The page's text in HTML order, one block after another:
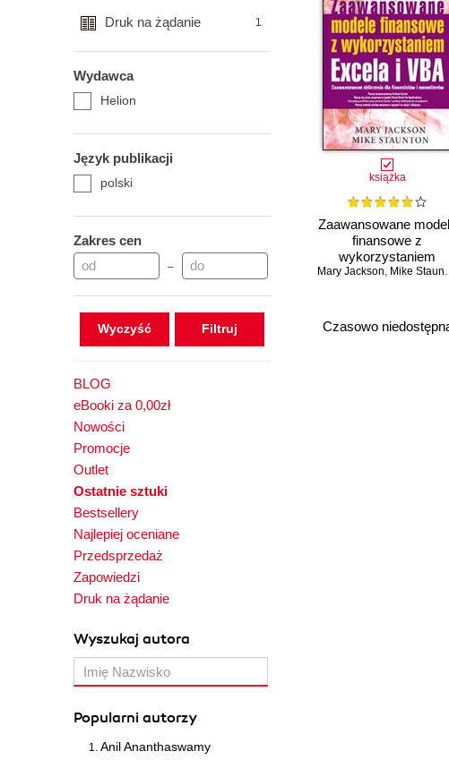
Druk na żądanie 1
Wydawca
Helion
Język publikacji
polski
Zakres cen
–
Wyczyść
BLOG
eBooki za 0,00zł
Nowości
Promocje
Outlet
Ostatnie sztuki
Bestsellery
Najlepiej oceniane
Przedsprzedaż
Zapowiedzi
Druk na żądanie
Wyszukaj autora
Popularni autorzy
Anil Ananthaswamy
książka
Zaawansowane
finansowe z
wykorzystaniem
Excela i VBA
Mary Jackson, Mike Staunton
Czasowo